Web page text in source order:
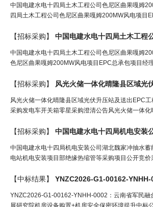
中国电建水电十四局土木工程公司色尼区曲果嘎姆
四局土木工程公司色尼区曲果嘎姆200MW风电项目
【招标采购】 中国电建水电十四局土木工程
中国电建水电十四局土木工程公司色尼区曲果嘎姆
色尼区曲果嘎姆200MW风电项目EPC总承包项目经
【招标采购】 风光火储一体化晴隆县区域光
风光火储一体化晴隆县区域光伏升压站及送出EPC
采购发电车开关箱零星采购澄清公告风光火储一体
【招标采购】 中国电建水电十四局机电安装
中国电建水电十四局机电安装公司湖北魏家冲抽水
电站机电安装项目部绝缘热缩管等采购项目公开竞
【中标结果】
YNZC2026-G1-00162-YNHH-0002：云南省军民
展研究院机房设备购置+机房安全保密环境提升中标